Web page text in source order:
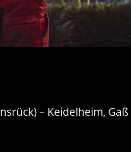
– Keidelheim,